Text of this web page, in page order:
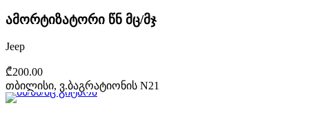
ამორტიზატორი წნ მც/მჯ
Jeep
₾200.00
თბილისი, ვ.ბაგრატიონის N21